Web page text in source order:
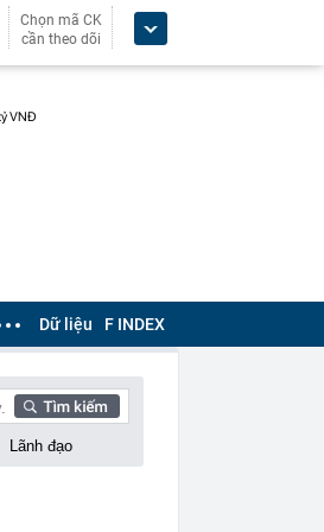
Chọn mã CK
cần theo dõi
Dữ liệu F INDEX
Lãnh đạo